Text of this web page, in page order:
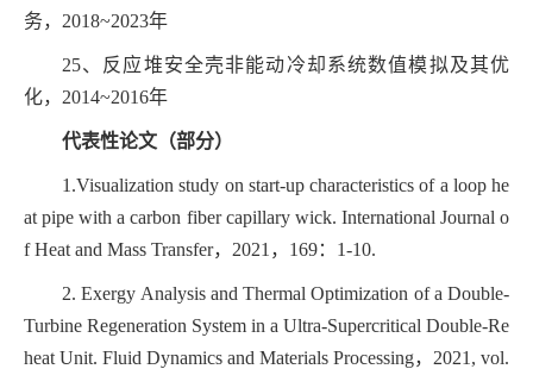
务， 2018~2023年
25、反应堆安全壳非能动冷却系统数值模拟及其优
化， 2014~2016年
代表性论文（部分）
1.Visualization study on start-up characteristics of a loop he
at pipe with a carbon fiber capillary wick. International Journal o
f Heat and Mass Transfer， 2021 ， 169： 1-10.
2. Exergy Analysis and Thermal Optimization of a Double-
Turbine Regeneration System in a Ultra-Supercritical Double-Re
heat Unit. Fluid Dynamics and Materials Processing， 2021, vol.